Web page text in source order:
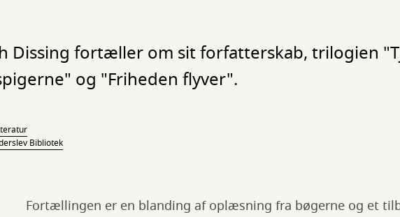
Dissing fortæller om sit forfatterskab, trilogien
og "Friheden flyver".
Bibliotek
Fortællingen er en blanding af oplæsning fra bøgerne og et